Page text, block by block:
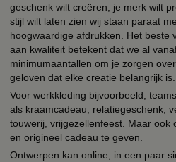
geschenk wilt creëren, je merk wilt
stijl wilt laten zien wij staan paraat
hoogwaardige afdrukken. Het beste
aan kwaliteit betekent dat we al
minimumaantallen om je zorgen
geloven dat elke creatie belangrijk is.
Voor werkkleding bijvoorbeeld,
als kraamcadeau, relatiegeschenk,
touwerij, vrijgezellenfeest. Maar ook
en origineel cadeau te geven.
Ontwerpen kan online, in een paar